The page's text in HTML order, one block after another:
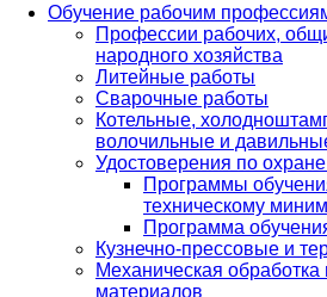
Обучение рабочим
Профессии рабочих,
народного хозяйства
Литейные работы
Сварочные работы
Котельные,
волочильные и
Удостоверения по
Программы
техническому
Программа
Кузнечно-прессовые и
Механическая обработка
материалов